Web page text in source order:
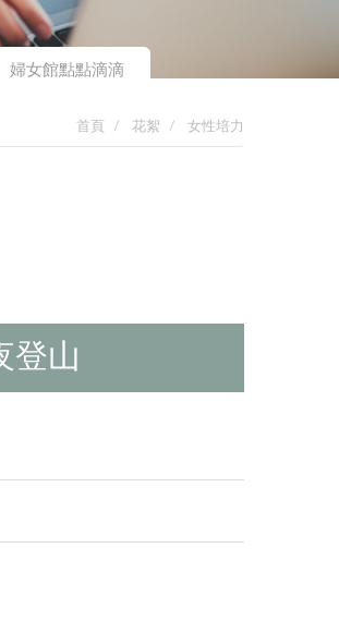
婦女館點點滴滴
首頁 花絮 女性培力
登山